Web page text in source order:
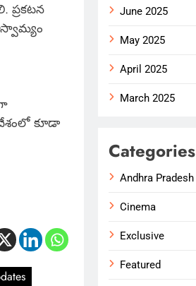
ప్రకటన
కూడా
June 2025
May 2025
April 2025
March 2025
Categories
Andhra Pradesh
Cinema
Exclusive
Featured